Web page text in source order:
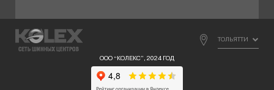
ТОЛЬЯТТИ
ООО “КОЛЕКС”, 2024 ГОД